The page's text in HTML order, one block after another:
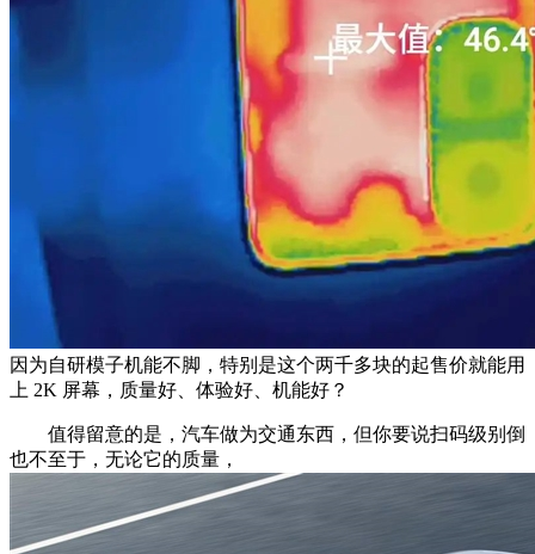
因为自研模子机能不脚，特别是这个两千多块的起售价就能用
上 2K 屏幕，质量好、体验好、机能好？
值得留意的是，汽车做为交通东西，但你要说扫码级别倒
也不至于，无论它的质量，